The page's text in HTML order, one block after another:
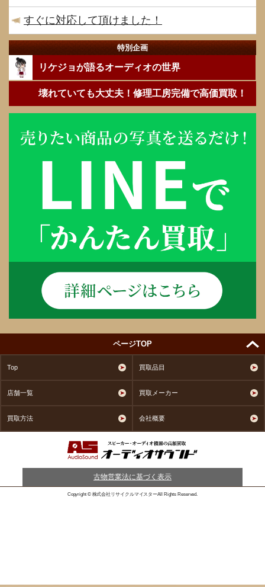
すぐに対応して頂けました！
特別企画
リケジョが語るオーディオの世界
壊れていても大丈夫！修理工房完備で高価買取！
ページTOP
Top 買取品目
店舗一覧 買取メーカー
買取方法 会社概要
古物営業法に基づく表示
Copyright © 株式会社リサイクルマイスターAll Rights Reserved.